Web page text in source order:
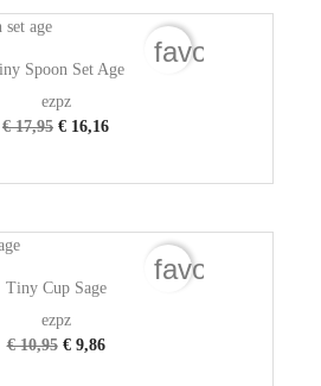
Spoon Set Age
ezpz
€ 17,95 € 16,16
Tiny Cup Sage
ezpz
€ 10,95 € 9,86